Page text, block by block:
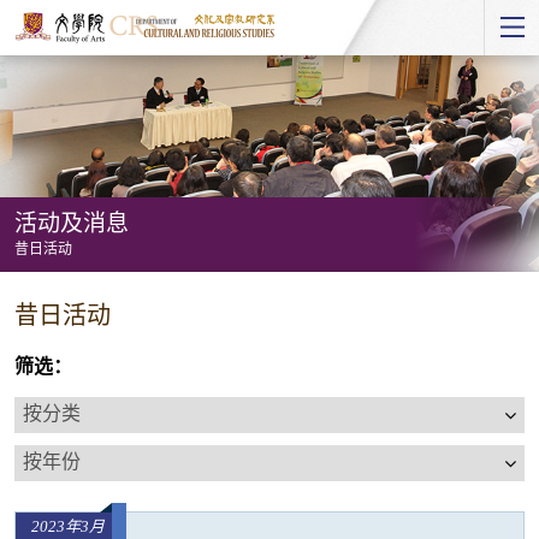
Start
main
Content
活动及消息
昔日活动
动
及
消
息
昔日活动
筛选：
按
分
类
按
年
2023年3月